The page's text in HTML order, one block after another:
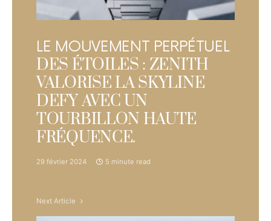
LE MOUVEMENT PERPÉTUEL
DES ÉTOILES : ZENITH
VALORISE LA SKYLINE
DEFY AVEC UN
TOURBILLON HAUTE
FRÉQUENCE.
29 février 2024 5 minute read
Next Article